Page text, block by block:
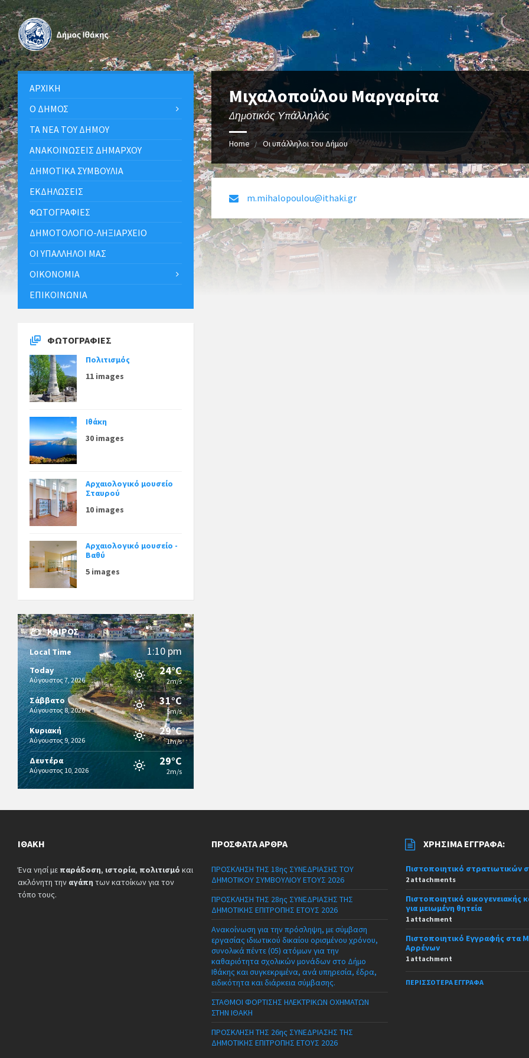
Μιχαλοπούλου Μαργαρίτα
Δημοτικός Υπάλληλός
Home Οι υπάλληλοι του Δήμου
m.mihalopoulou@ithaki.gr
ΑΡΧΙΚΉ
Ο ΔΉΜΟΣ
ΤΑ ΝΈΑ ΤΟΥ ΔΉΜΟΥ
ΑΝΑΚΟΙΝΩΣΕΙΣ ΔΗΜΑΡΧΟΥ
ΔΗΜΟΤΙΚΆ ΣΥΜΒΟΎΛΙΑ
ΕΚΔΗΛΏΣΕΙΣ
ΦΩΤΟΓΡΑΦΊΕΣ
ΔΗΜΟΤΟΛΌΓΙΟ-ΛΗΞΙΑΡΧΕΊΟ
ΟΙ ΥΠΆΛΛΗΛΟΙ ΜΑΣ
ΟΙΚΟΝΟΜΊΑ
ΕΠΙΚΟΙΝΩΝΊΑ
ΦΩΤΟΓΡΑΦΊΕΣ
Πολιτισμός
11 images
Ιθάκη
30 images
Αρχαιολογικό μουσείο
Σταυρού
10 images
Αρχαιολογικό μουσείο -
Βαθύ
5 images
ΚΑΙΡΌΣ
Local Time 1:10 pm
Today
Αύγουστος 7, 2026
24°C
2m/s
Σάββατο
Αύγουστος 8, 2026
31°C
5m/s
Κυριακή
Αύγουστος 9, 2026
29°C
1m/s
Δευτέρα
Αύγουστος 10, 2026
29°C
2m/s
ΙΘΆΚΗ
Ένα νησί με παράδοση, ιστορία, πολιτισμό και
ακλόνητη την αγάπη των κατοίκων για τον
τόπο τους.
ΠΡΌΣΦΑΤΑ ΆΡΘΡΑ
ΠΡΟΣΚΛΗΣΗ ΤΗΣ 18ης ΣΥΝΕΔΡΙΑΣΗΣ ΤΟΥ
ΔΗΜΟΤΙΚΟΥ ΣΥΜΒΟΥΛΙΟΥ ΕΤΟΥΣ 2026
ΠΡΟΣΚΛΗΣΗ ΤΗΣ 28ης ΣΥΝΕΔΡΙΑΣΗΣ ΤΗΣ
ΔΗΜΟΤΙΚΗΣ ΕΠΙΤΡΟΠΗΣ ΕΤΟΥΣ 2026
Ανακοίνωση για την πρόσληψη, με σύμβαση
εργασίας ιδιωτικού δικαίου ορισμένου χρόνου,
συνολικά πέντε (05) ατόμων για την
καθαριότητα σχολικών μονάδων στο Δήμο
Ιθάκης και συγκεκριμένα, ανά υπηρεσία, έδρα,
ειδικότητα και διάρκεια σύμβασης.
ΣΤΑΘΜΟΙ ΦΟΡΤΙΣΗΣ ΗΛΕΚΤΡΙΚΩΝ ΟΧΗΜΑΤΩΝ
ΣΤΗΝ ΙΘΑΚΗ
ΠΡΟΣΚΛΗΣΗ ΤΗΣ 26ης ΣΥΝΕΔΡΙΑΣΗΣ ΤΗΣ
ΔΗΜΟΤΙΚΗΣ ΕΠΙΤΡΟΠΗΣ ΕΤΟΥΣ 2026
ΧΡΉΣΙΜΑ ΈΓΓΡΑΦΑ:
Πιστοποιητικό στρατιωτικών
2 attachments
Πιστοποιητικό οικογενειακής
για μειωμένη θητεία
1 attachment
Πιστοποιητικό Εγγραφής στα
Αρρένων
1 attachment
ΠΕΡΙΣΣΌΤΕΡΑ ΈΓΓΡΑΦΑ